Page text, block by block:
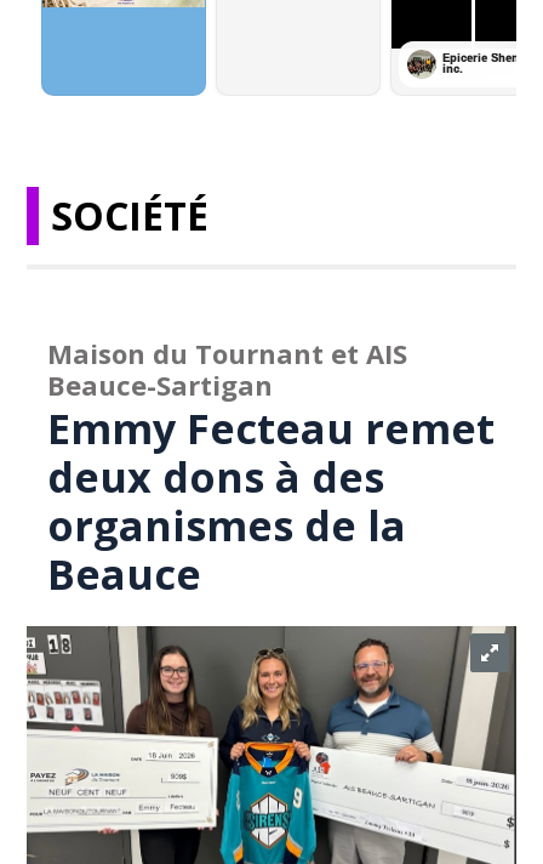
SOCIÉTÉ
Maison du Tournant et AIS
Beauce-Sartigan
Emmy Fecteau remet
deux dons à des
organismes de la
Beauce